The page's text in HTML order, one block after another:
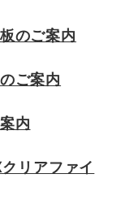
のご案内
ご案内
内
リアファイ